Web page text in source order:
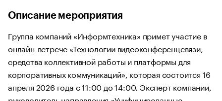
Описание мероприятия
Группа компаний «Информтехника» примет участие в
онлайн-встрече «Технологии видеоконференцсвязи,
средства коллективной работы и платформы для
корпоративных коммуникаций», которая состоится 16
апреля 2026 года с 11:00 до 14:00. Эксперт компании,